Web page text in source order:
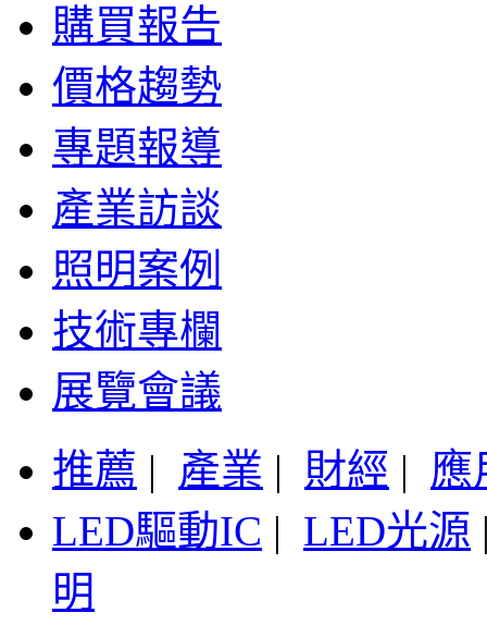
購買報告
價格趨勢
專題報導
產業訪談
照明案例
技術專欄
展覽會議
推薦 | 產業 | 財經 | 應
LED驅動IC | LED光源
明